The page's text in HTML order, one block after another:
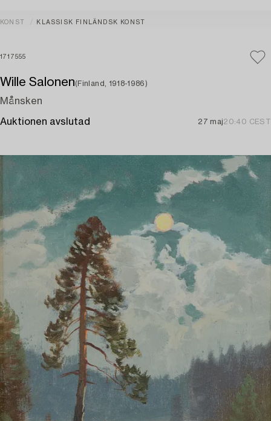
KONST KLASSISK FINLÄNDSK KONST
1717555
Wille Salonen(Finland, 1918-1986)
Månsken
Auktionen avslutad 27 maj20:40 CEST